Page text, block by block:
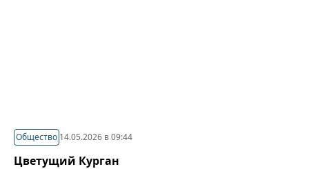
Общество 14.05.2026 в 09:44
Цветущий Курган